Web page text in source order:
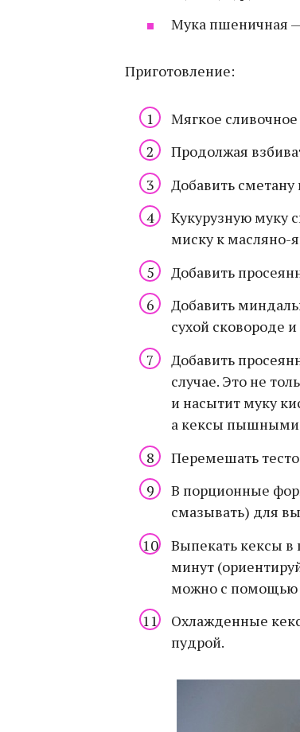
Мука пшеничная
Приготовление:
Мягкое
Продолжая
Добавить сметану
Кукурузную муку
миску к масляно-
Добавить
Добавить
сухой сковороде
Добавить
случае. Это не
и насытит муку
а кексы
Перемешать
В порционные
смазывать) для
Выпекать кексы в
минут
можно с помощью
Охлажденные
пудрой.